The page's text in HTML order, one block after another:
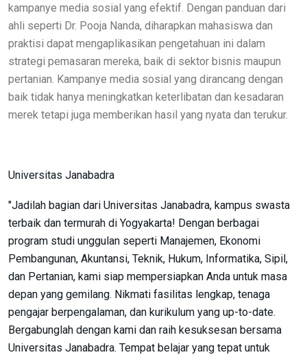
kampanye media sosial yang efektif. Dengan panduan dari
ahli seperti Dr. Pooja Nanda, diharapkan mahasiswa dan
praktisi dapat mengaplikasikan pengetahuan ini dalam
strategi pemasaran mereka, baik di sektor bisnis maupun
pertanian. Kampanye media sosial yang dirancang dengan
baik tidak hanya meningkatkan keterlibatan dan kesadaran
merek tetapi juga memberikan hasil yang nyata dan terukur.
Universitas Janabadra
"Jadilah bagian dari Universitas Janabadra, kampus swasta
terbaik dan termurah di Yogyakarta! Dengan berbagai
program studi unggulan seperti Manajemen, Ekonomi
Pembangunan, Akuntansi, Teknik, Hukum, Informatika, Sipil,
dan Pertanian, kami siap mempersiapkan Anda untuk masa
depan yang gemilang. Nikmati fasilitas lengkap, tenaga
pengajar berpengalaman, dan kurikulum yang up-to-date.
Bergabunglah dengan kami dan raih kesuksesan bersama
Universitas Janabadra. Tempat belajar yang tepat untuk